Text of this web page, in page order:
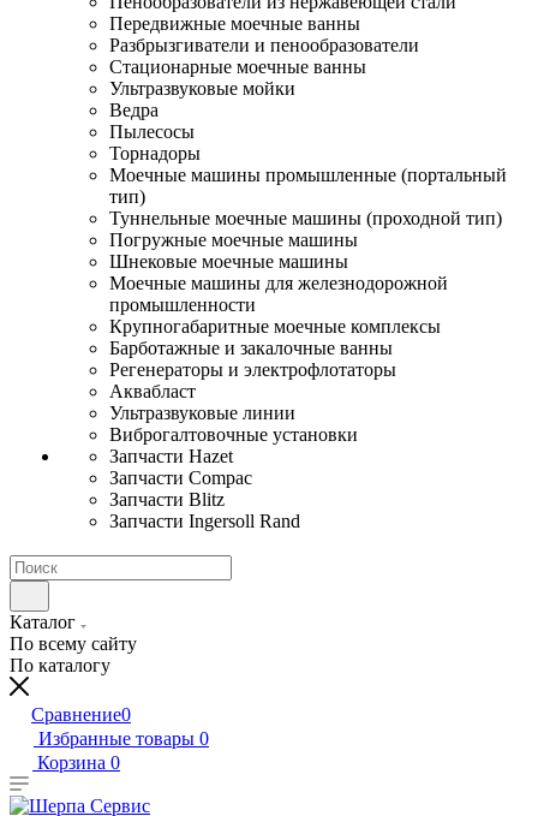
Передвижные моечные ванны
Разбрызгиватели и пенообразователи
Стационарные моечные ванны
Ультразвуковые мойки
Ведра
Пылесосы
Торнадоры
Моечные машины промышленные (портальный
тип)
Туннельные моечные машины (проходной тип)
Погружные моечные машины
Шнековые моечные машины
Моечные машины для железнодорожной
промышленности
Крупногабаритные моечные комплексы
Барботажные и закалочные ванны
Регенераторы и электрофлотаторы
Аквабласт
Ультразвуковые линии
Виброгалтовочные установки
Запчасти Hazet
Запчасти Compac
Запчасти Blitz
Запчасти Ingersoll Rand
Каталог
По всему сайту
По каталогу
Сравнение0
Избранные товары 0
Корзина 0